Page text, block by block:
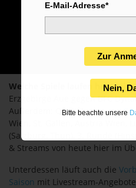
Welche Spiele laufen heute
Erzgebirge Aue gegen BFC
Außerdem: Qualifikation zur
Wien, St. Gallen, Austria Wien,
(Salzburg, Thun), 3. Runde
& Streams von heute hier im
Unterdessen läuft auch die
Saison mit Livestream-
E-Mail-Adresse*
Zur
Nein,
Bitte beachte unsere